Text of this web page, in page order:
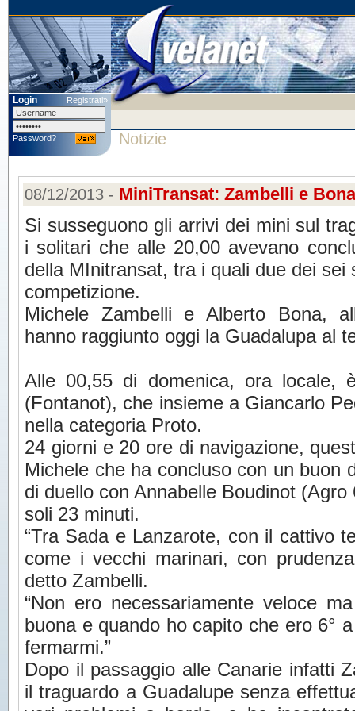
Login Registrati»
Password? Notizie
08/12/2013 - MiniTransat: Zambelli e
Si susseguono gli arrivi dei mini sul
i solitari che alle 20,00 avevano
della MInitransat, tra i quali due dei sei
competizione.
Michele Zambelli e Alberto Bona,
hanno raggiunto oggi la Guadalupa al
Alle 00,55 di domenica, ora locale,
(Fontanot), che insieme a Giancarlo
nella categoria Proto.
24 giorni e 20 ore di navigazione,
Michele che ha concluso con un buon
di duello con Annabelle Boudinot
soli 23 minuti.
“Tra Sada e Lanzarote, con il cattivo
come i vecchi marinari, con
detto Zambelli.
“Non ero necessariamente veloce
buona e quando ho capito che ero 6°
fermarmi.”
Dopo il passaggio alle Canarie infatti
il traguardo a Guadalupe senza